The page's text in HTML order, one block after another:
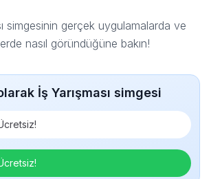
simgesinin gerçek uygulamalarda ve
nasıl göründüğüne bakın!
İş Yarışması simgesi